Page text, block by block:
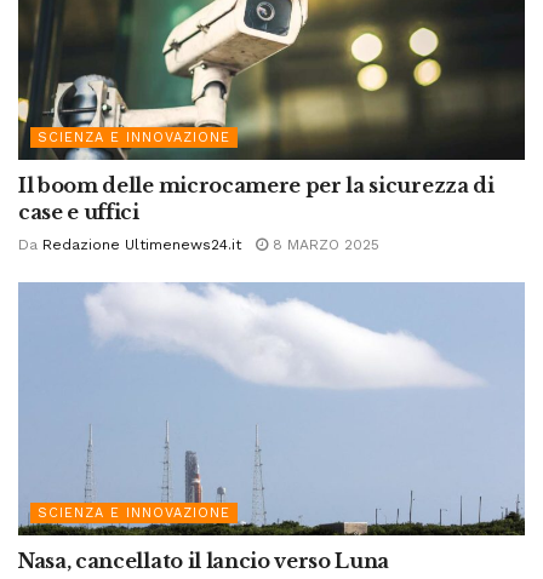
SCIENZA E INNOVAZIONE
Il boom delle microcamere per la sicurezza di
case e uffici
Da Redazione Ultimenews24.it 8 MARZO 2025
SCIENZA E INNOVAZIONE
Nasa, cancellato il lancio verso Luna